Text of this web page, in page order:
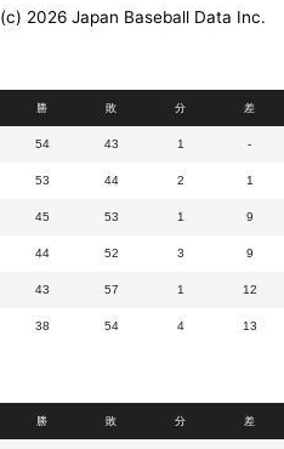
(c) 2026 Japan Baseball Data Inc.
勝 敗 分 差
54 43 1 -
53 44 2 1
45 53 1 9
44 52 3 9
43 57 1 12
38 54 4 13
勝 敗 分 差